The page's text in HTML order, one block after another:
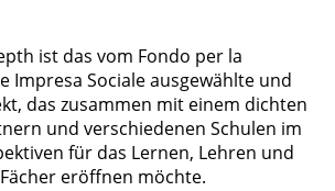
ist das vom Fondo per la
Impresa Sociale ausgewählte und
das zusammen mit einem dichten
und verschiedenen Schulen im
für das Lernen, Lehren und
eröffnen möchte.